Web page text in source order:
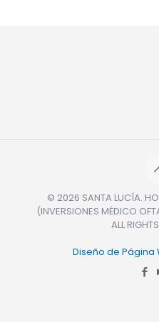
© 2026 SANTA LUCÍA.
(INVERSIONES MÉDICO
ALL
Diseño de Página